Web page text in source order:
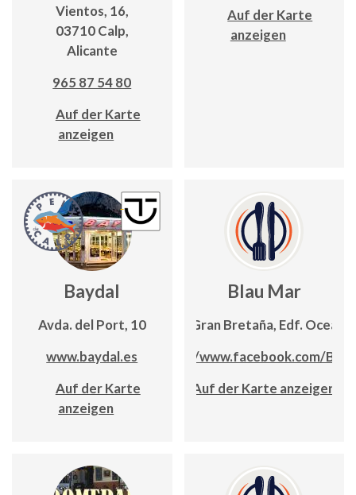
Vientos, 16,
03710 Calp,
Alicante
965 87 54 80
Auf der Karte
anzeigen
Auf der Karte
anzeigen
Baydal
Avda. del Port, 10
www.baydal.es
Auf der Karte
anzeigen
Blau Mar
C/ Gran Bretaña, Edf. Oceanic
https://www.facebook.com/
Auf der Karte anzeigen